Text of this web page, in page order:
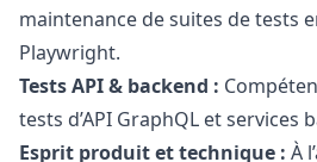
maintenance de suites de tests
Playwright.
Tests API & backend :
tests d’API GraphQL et services
Esprit produit et technique : À